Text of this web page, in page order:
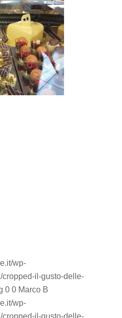
wp-
il-gusto-delle-
0 0 Marco B
wp-
il-gusto-delle-